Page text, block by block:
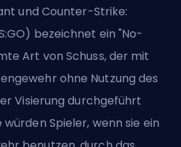
und Counter-Strike:
bezeichnet ein "No-
Art von Schuss, der mit
ohne Nutzung des
Visierung durchgeführt
Spieler, wenn sie ein